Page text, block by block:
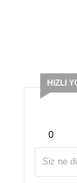
HIZLI
0